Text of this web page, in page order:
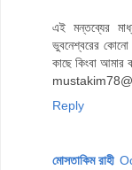
এই মন্তব্যের
ভুবনেশ্বরের কোনো
কাছে কিংবা আমার
Reply
মোসতাকিম রাহী